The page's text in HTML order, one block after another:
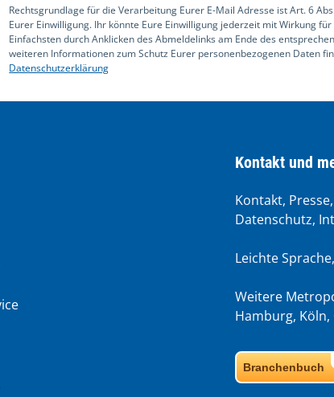
Rechtsgrundlage für die Verarbeitung Eurer E-Mail Adresse ist Art. 6
Eurer Einwilligung. Ihr könnte Eure Einwilligung jederzeit mit Wirkung
Einfachsten durch Anklicken des Abmeldelinks am Ende des
weiteren Informationen zum Schutz Eurer personenbezogenen Daten
Datenschutzerklärung
Kontakt und
Kontakt,
Datenschutz,
Leichte Sprache,
Weitere
Hamburg, Köln,
Branchenbuch